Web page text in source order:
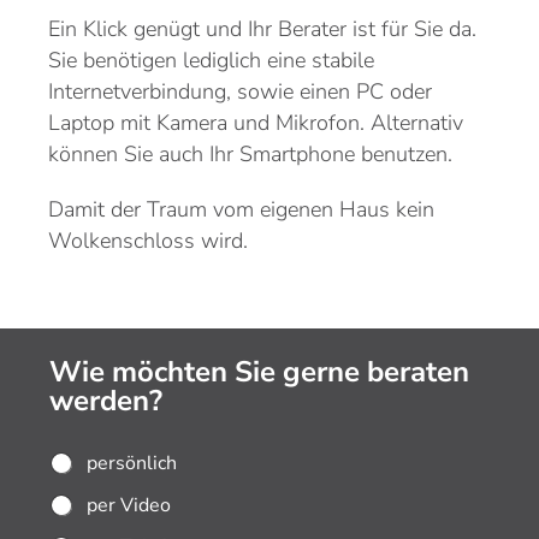
Ein Klick genügt und Ihr Berater ist für Sie da.
Sie benötigen lediglich eine stabile
Internetverbindung, sowie einen PC oder
Laptop mit Kamera und Mikrofon. Alternativ
können Sie auch Ihr Smartphone benutzen.
Damit der Traum vom eigenen Haus kein
Wolkenschloss wird.
Wie möchten Sie gerne beraten
werden?
W
e
persönlich
per Video